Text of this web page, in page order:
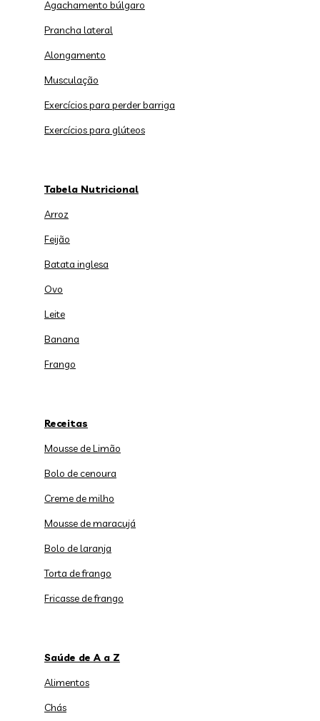
Agachamento búlgaro
Prancha lateral
Alongamento
Musculação
Exercícios para perder barriga
Exercícios para glúteos
Tabela Nutricional
Arroz
Feijão
Batata inglesa
Ovo
Leite
Banana
Frango
Receitas
Mousse de Limão
Bolo de cenoura
Creme de milho
Mousse de maracujá
Bolo de laranja
Torta de frango
Fricasse de frango
Saúde de A a Z
Alimentos
Chás